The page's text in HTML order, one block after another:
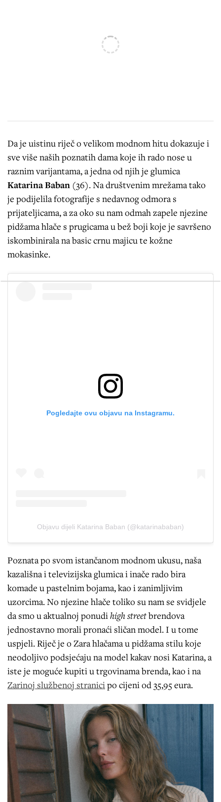
Da je uistinu riječ o velikom modnom hitu dokazuje i
sve više naših poznatih dama koje ih rado nose u
raznim varijantama, a jedna od njih je glumica
Katarina Baban (36). Na društvenim mrežama tako
je podijelila fotografije s nedavnog odmora s
prijateljicama, a za oko su nam odmah zapele njezine
pidžama hlače s prugicama u bež boji koje je savršeno
iskombinirala na basic crnu majicu te kožne
mokasinke.
Pogledajte ovu objavu na Instagramu.
Objavu dijeli Katarina Baban (@katarinababan)
Poznata po svom istančanom modnom ukusu, naša
kazališna i televizijska glumica i inače rado bira
komade u pastelnim bojama, kao i zanimljivim
uzorcima. No njezine hlače toliko su nam se svidjele
da smo u aktualnoj ponudihigh streetbrendova
jednostavno morali pronaći sličan model. I u tome
uspjeli. Riječ je o Zara hlačama u pidžama stilu koje
neodoljivo podsjećaju na model kakav nosi Katarina, a
iste je moguće kupiti u trgovinama brenda, kao i na
Zarinoj službenoj stranicipo cijeni od 35,95 eura.